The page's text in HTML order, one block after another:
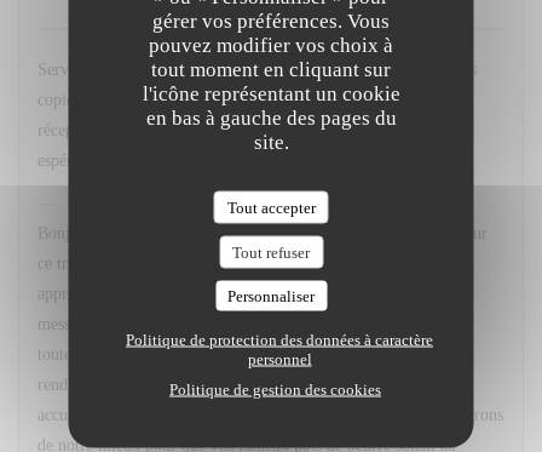
gérer vos préférences. Vous
pouvez modifier vos choix à
tout moment en cliquant sur
l'icône représentant un cookie
en bas à gauche des pages du
site.
Tout accepter
Tout refuser
Personnaliser
Politique de protection des données à caractère
personnel
Politique de gestion des cookies
Service avenant et personnel souriant. Plats simples choisis mais
copieux. Merci Léa pour le service. Merci a hugo au bar et
réception. Nous reviendrons comme d habitude A la 113. En
espérant retrouver nos pots de beurre habituels ;-)
L'OPALE RESTAURANT a répondu à cet avis
Bonjour M. Matthews, Un grand merci pour votre fidélité et pour
ce très gentil commentaire. Nous sommes ravis que vous ayez
apprécié l'accueil, le service ainsi que les plats proposés. Votre
message sera transmis avec grand plaisir à Léa, Hugo ainsi qu'à
toute l'équipe, qui seront ravis de savoir qu'ils ont contribué à
rendre votre soirée agréable. Nous serons très heureux de vous
accueillir à nouveau à votre table 113. Et rassurez-vous, nous ferons
de notre mieux pour que vos fameux pots de beurre soient au